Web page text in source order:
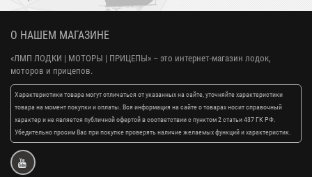
О НАШЕМ МАГАЗИНЕ
«ЛМП ЛОДКИ | МОТОРЫ | ПРИЦЕПЫ» – это интернет-магазин лодок,
моторов и прицепов.
Характеристики товара могут отличаться от указанных на сайте, уточняйте характеристики
товара на момент покупки и оплаты. Вся информация на сайте о товарах носит справочный
характер и не является публичной офертой в соответствии с пунктом 2 статьи 437 ГК РФ.
Убедительно просим Вас при покупке проверять наличие желаемых функций и характеристик.